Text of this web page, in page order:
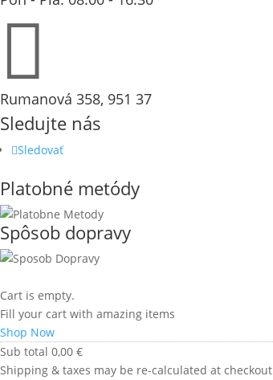

Rumanová 358, 951 37
Sledujte nás
Sledovať
Platobné metódy
Spôsob dopravy
Cart is empty.
Fill your cart with amazing items
Shop Now
Sub total 0,00 €
Shipping & taxes may be re-calculated at checkout